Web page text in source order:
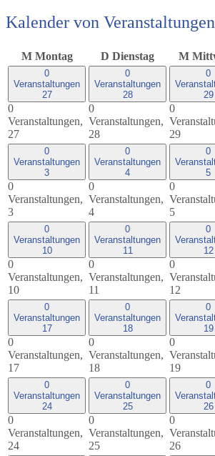
Kalender von Veranstaltungen
M Montag D Dienstag M
0
Veranstaltungen
27
0
Veranstaltungen,
27
0
Veranstaltungen
28
0
Veranstaltungen,
28
0
29
0
29
0
Veranstaltungen
3
0
Veranstaltungen,
3
0
Veranstaltungen
4
0
Veranstaltungen,
4
0
5
0
5
0
Veranstaltungen
10
0
Veranstaltungen,
10
0
Veranstaltungen
11
0
Veranstaltungen,
11
0
12
0
12
0
Veranstaltungen
17
0
Veranstaltungen,
17
0
Veranstaltungen
18
0
Veranstaltungen,
18
0
19
0
19
0
Veranstaltungen
24
0
Veranstaltungen,
24
0
Veranstaltungen
25
0
Veranstaltungen,
25
0
26
0
26